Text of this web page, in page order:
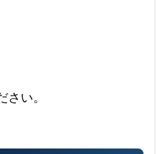
らの搬送料金
い。